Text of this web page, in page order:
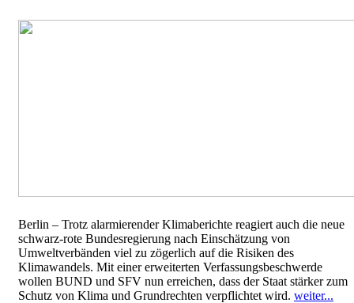
Berlin – Trotz alarmierender Klimaberichte reagiert auch die neue
schwarz-rote Bundesregierung nach Einschätzung von
Umweltverbänden viel zu zögerlich auf die Risiken des
Klimawandels. Mit einer erweiterten Verfassungsbeschwerde
wollen BUND und SFV nun erreichen, dass der Staat stärker zum
Schutz von Klima und Grundrechten verpflichtet wird. weiter...